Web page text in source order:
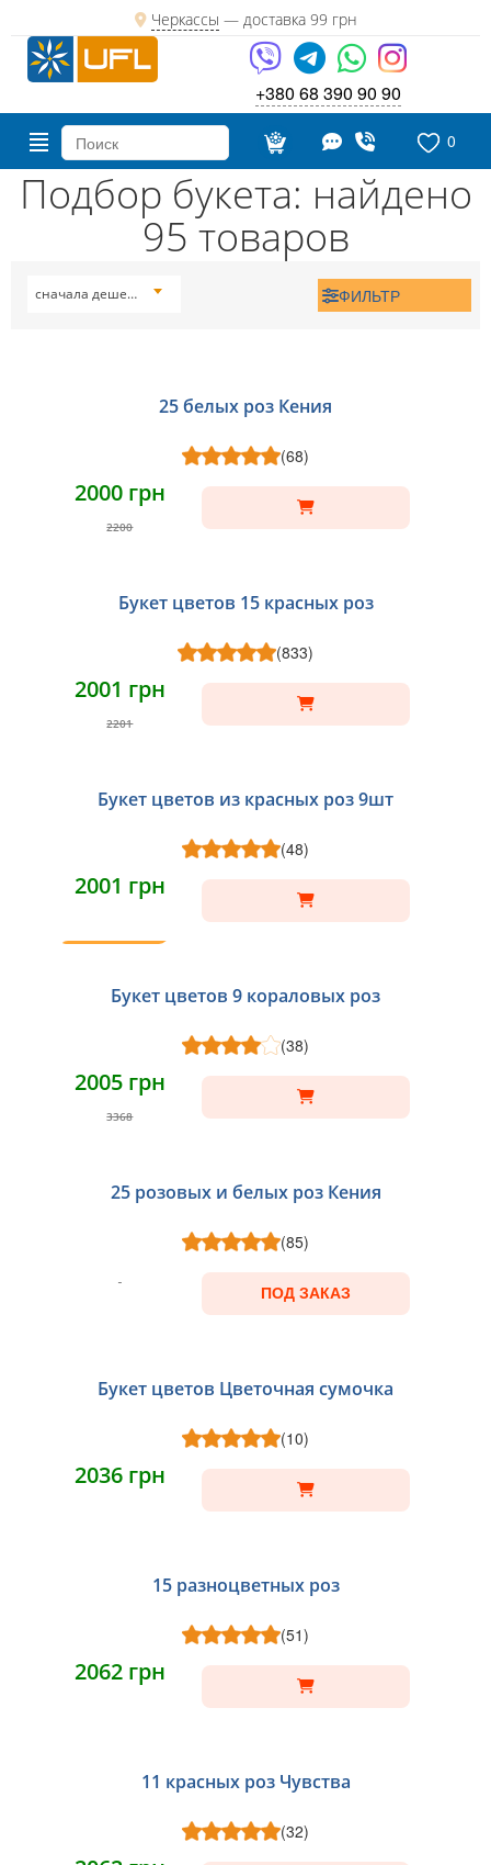
Черкассы — доставка 99 грн
+380 68 390 90 90
0
Подбор букета: найдено
95 товаров
сначала дешевые ФИЛЬТР
25 белых роз Кения
(68)
2000 грн
2200
Букет цветов 15 красных роз
(833)
2001 грн
2201
Букет цветов из красных роз 9шт
(48)
2001 грн
Букет цветов 9 кораловых роз
(38)
2005 грн
3368
НОВИНКА
25 розовых и белых роз Кения
(85)
ПОД ЗАКАЗ
Букет цветов Цветочная сумочка
(10)
2036 грн
15 разноцветных роз
(51)
2062 грн
11 красных роз Чувства
(32)